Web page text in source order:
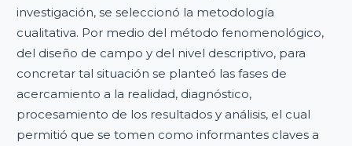
investigación, se seleccionó la metodología
cualitativa. Por medio del método fenomenológico,
del diseño de campo y del nivel descriptivo, para
concretar tal situación se planteó las fases de
acercamiento a la realidad, diagnóstico,
procesamiento de los resultados y análisis, el cual
permitió que se tomen como informantes claves a